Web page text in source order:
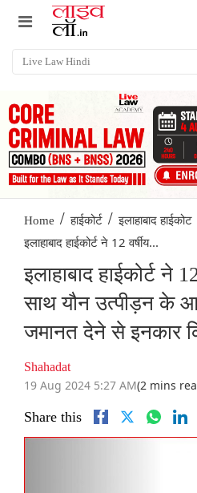
Home / हाईकोर्ट / इलाहाबाद हाईकोट
इलाहाबाद हाईकोर्ट ने 12 वर्षीय...
इलाहाबाद हाईकोर्ट ने
साथ यौन उत्पीड़न के
जमानत देने से इनकार
Shahadat
19 Aug 2024 5:27 AM(2 mins
Share this